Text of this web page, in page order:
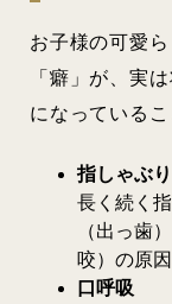
お子様の可愛
「癖」が、実
になっているこ
指しゃぶり
長く続く
（出っ歯
咬）の原
口呼吸